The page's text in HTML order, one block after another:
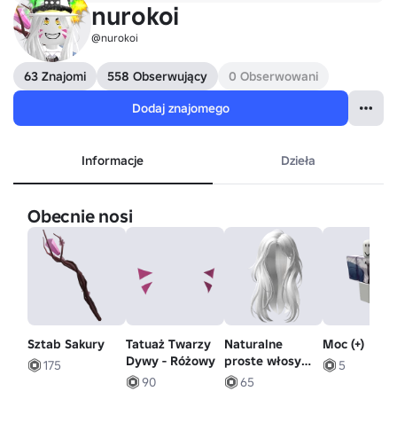
nurokoi
@nurokoi
63 Znajomi 558 Obserwujący
0 Obserwowani
Dodaj znajomego
Informacje Dzieła
Obecnie nosi
Sztab Sakury
175
Tatuaż Twarzy
Dywy - Różowy
90
Naturalne
proste włosy
(białe)
65
Moc (+)
5